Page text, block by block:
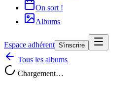
On sort !
Albums
Espace adhérent S'inscrire
Tous les albums
Chargement…